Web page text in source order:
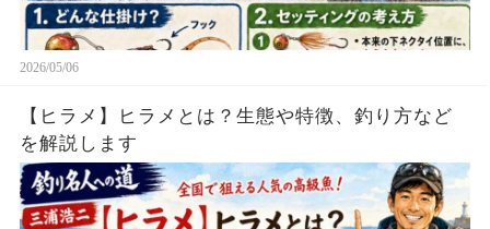
2026/05/06
【ヒラメ】ヒラメとは？生態や特徴、釣り方など
を解説します